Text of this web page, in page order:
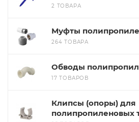
2 ТОВАРА
Муфты
264 ТОВАРА
Обводы
17 ТОВАРОВ
Клипсы (опоры) для
полипропиленовых